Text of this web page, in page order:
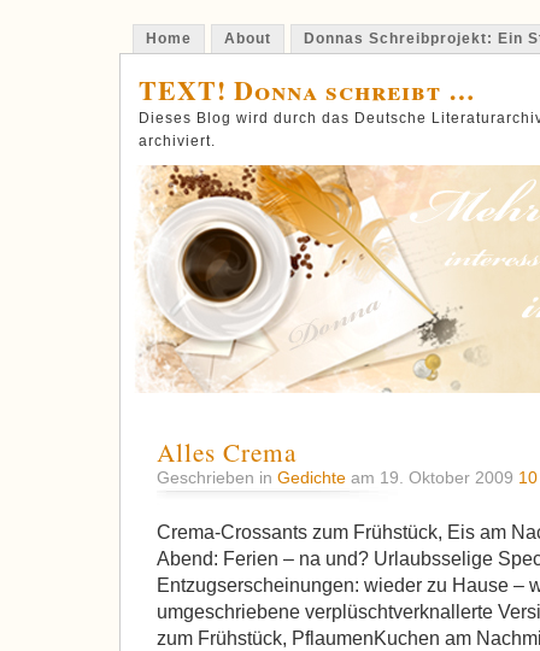
Home About Donnas Schreibprojekt: Ein
TEXT! Donna schreibt …
Dieses Blog wird durch das Deutsche
archiviert.
Alles Crema
Geschrieben in Gedichte am 19. Oktober 2009
Crema-Crossants zum Frühstück, Eis am
Abend: Ferien – na und? Urlaubsselige
Entzugserscheinungen: wieder zu Hause –
umgeschriebene verplüschtverknallerte
zum Frühstück, PflaumenKuchen am